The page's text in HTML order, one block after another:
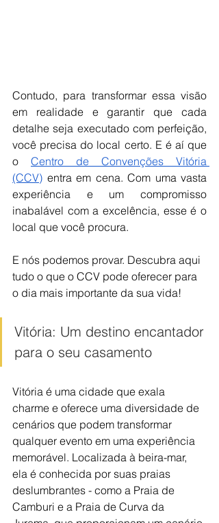
Contudo, para transformar essa visão
em realidade e garantir que cada
detalhe seja executado com perfeição,
você precisa do local certo. E é aí que
o Centro de Convenções Vitória
(CCV) entra em cena. Com uma vasta
experiência e um compromisso
inabalável com a excelência, esse é o
local que você procura.
E nós podemos provar. Descubra aqui
tudo o que o CCV pode oferecer para
o dia mais importante da sua vida!
Vitória: Um destino encantador
para o seu casamento
Vitória é uma cidade que exala
charme e oferece uma diversidade de
cenários que podem transformar
qualquer evento em uma experiência
memorável. Localizada à beira-mar,
ela é conhecida por suas praias
deslumbrantes - como a Praia de
Camburi e a Praia de Curva da